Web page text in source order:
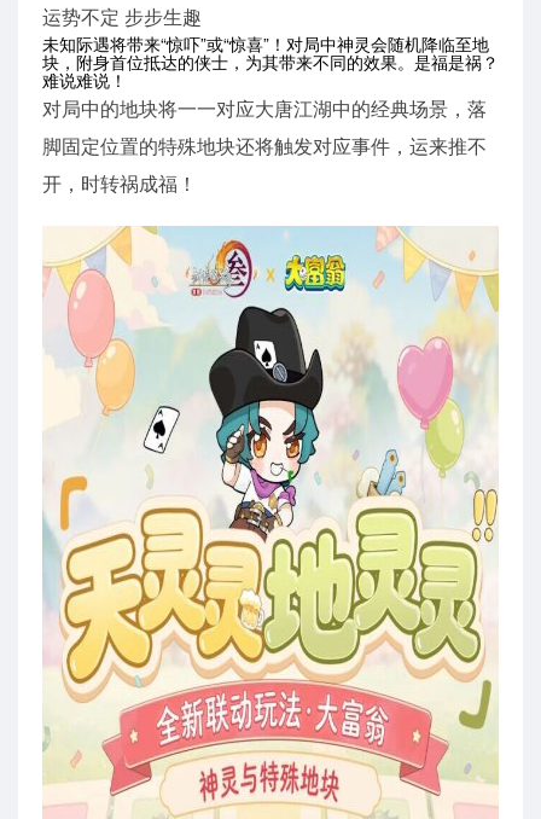
运势不定 步步生趣
未知际遇将带来“惊吓”或“惊喜”！对局中神灵会随机降临至地
块，附身首位抵达的侠士，为其带来不同的效果。是福是祸？
难说难说！
对局中的地块将一一对应大唐江湖中的经典场景，落
脚固定位置的特殊地块还将触发对应事件，运来推不
开，时转祸成福！